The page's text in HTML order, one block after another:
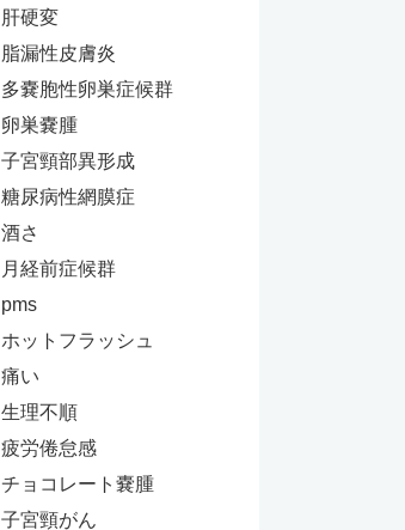
肝硬変
脂漏性皮膚炎
多嚢胞性卵巣症候群
卵巣嚢腫
子宮頸部異形成
糖尿病性網膜症
酒さ
月経前症候群
pms
ホットフラッシュ
痛い
生理不順
疲労倦怠感
チョコレート嚢腫
子宮頸がん